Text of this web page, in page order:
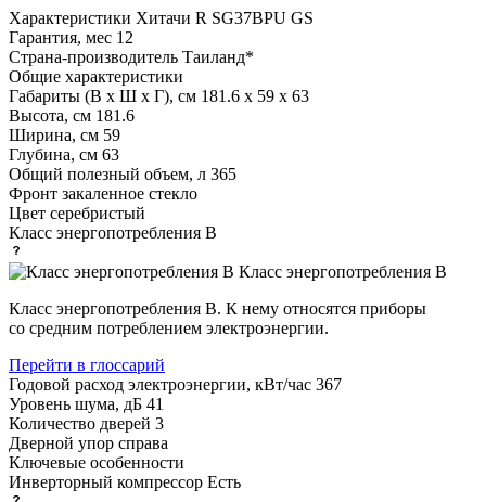
Характеристики Хитачи R SG37BPU GS
Гарантия, мес 12
Страна-производитель Таиланд*
Общие характеристики
Габариты (В х Ш х Г), см 181.6 х 59 х 63
Высота, см 181.6
Ширина, см 59
Глубина, см 63
Общий полезный объем, л 365
Фронт закаленное стекло
Цвет серебристый
Класс энергопотребления B
Класс энергопотребления В
Класс энергопотребления B. К нему относятся приборы
со средним потреблением электроэнергии.
Перейти в глоссарий
Годовой расход электроэнергии, кВт/час 367
Уровень шума, дБ 41
Количество дверей 3
Дверной упор справа
Ключевые особенности
Инверторный компрессор Есть